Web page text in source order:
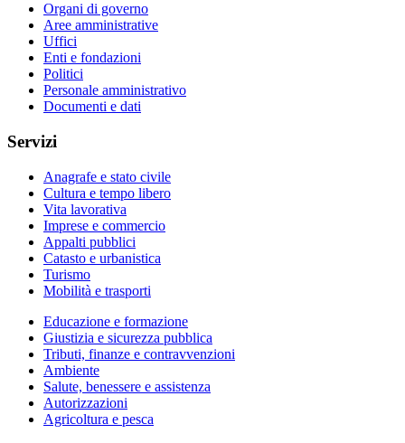
Organi di governo
Aree amministrative
Uffici
Enti e fondazioni
Politici
Personale amministrativo
Documenti e dati
Servizi
Anagrafe e stato civile
Cultura e tempo libero
Vita lavorativa
Imprese e commercio
Appalti pubblici
Catasto e urbanistica
Turismo
Mobilità e trasporti
Educazione e formazione
Giustizia e sicurezza pubblica
Tributi, finanze e contravvenzioni
Ambiente
Salute, benessere e assistenza
Autorizzazioni
Agricoltura e pesca